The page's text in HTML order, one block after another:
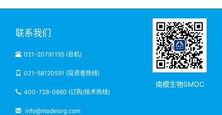
联系我们
021-20791155 (总机)
021-58120591 (投资者热线)
400-728-0660 (订购/技术热线)
info@modelorg.com
南模生物SMOC